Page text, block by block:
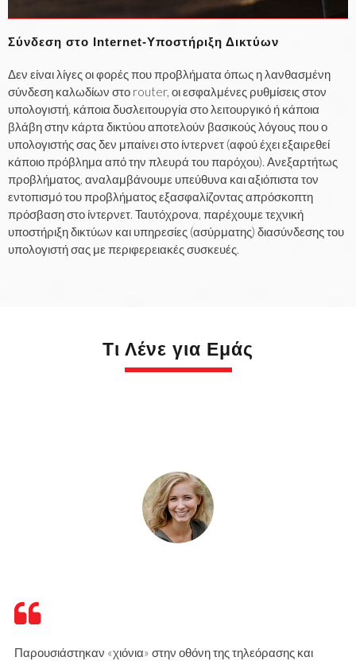
Σύνδεση στο Internet-Υποστήριξη Δικτύων
Δεν είναι λίγες οι φορές που προβλήματα όπως η λανθασμένη
σύνδεση καλωδίων στο router, οι εσφαλμένες ρυθμίσεις στον
υπολογιστή, κάποια δυσλειτουργία στο λειτουργικό ή κάποια
βλάβη στην κάρτα δικτύου αποτελούν βασικούς λόγους που ο
υπολογιστής σας δεν μπαίνει στο ίντερνετ (αφού έχει εξαιρεθεί
κάποιο πρόβλημα από την πλευρά του παρόχου). Ανεξαρτήτως
προβλήματος, αναλαμβάνουμε υπεύθυνα και αξιόπιστα τον
εντοπισμό του προβλήματος εξασφαλίζοντας απρόσκοπτη
πρόσβαση στο ίντερνετ. Ταυτόχρονα, παρέχουμε τεχνική
υποστήριξη δικτύων και υπηρεσίες (ασύρματης) διασύνδεσης του
υπολογιστή σας με περιφερειακές συσκευές.
Τι Λένε για Εμάς
Παρουσιάστηκαν «χιόνια» στην οθόνη της τηλεόρασης και